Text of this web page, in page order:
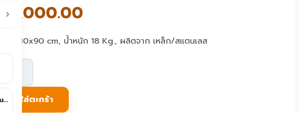
The Easy House
29,000.00
าด15x10x90 cm, น้ำหนัก 18 Kg., ผลิตจาก เหล็ก/สแตนเลส
อง
หยิบใส่ตะกร้า